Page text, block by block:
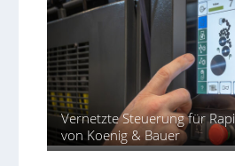
r
f
ü
r
d
Vernetzte Steuerung für
von Koenig & Bauer